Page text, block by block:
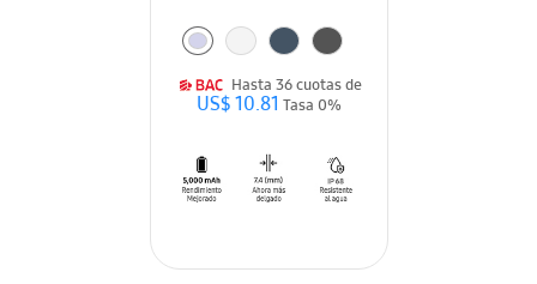
Hasta 36 cuotas de
US$ 10.81 Tasa 0%